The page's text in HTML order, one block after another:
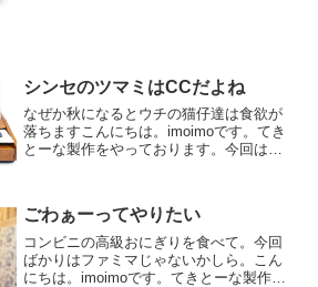
シンセのツマミはCCだよね
なぜか秋になるとウチの猫仔達は食欲が
落ちますこんにちは。imoimoです。てき
とーな製作をやっております。今回はバ
ります。そんなわけで今はシンセを入れ
ようと言う所。シン...
ごわぁーってやりたい
コンビニの高級おにぎりを食べて。今回
ばかりはファミマじゃないかしら。こん
にちは。imoimoです。てきとーな製作を